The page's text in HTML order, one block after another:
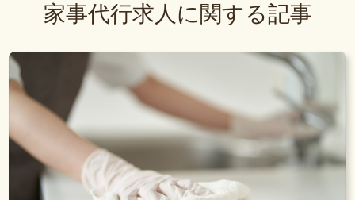
家事代行求人に関する記事